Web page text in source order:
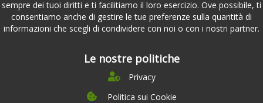
sempre dei tuoi diritti e ti facilitiamo il loro esercizio. Ove possibile, ti
consentiamo anche di gestire le tue preferenze sulla quantità di
informazioni che scegli di condividere con noi o con i nostri partner.
Le nostre politiche
Privacy
Politica sui Cookie